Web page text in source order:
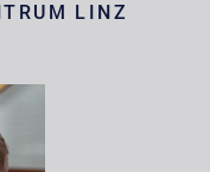
LINZ